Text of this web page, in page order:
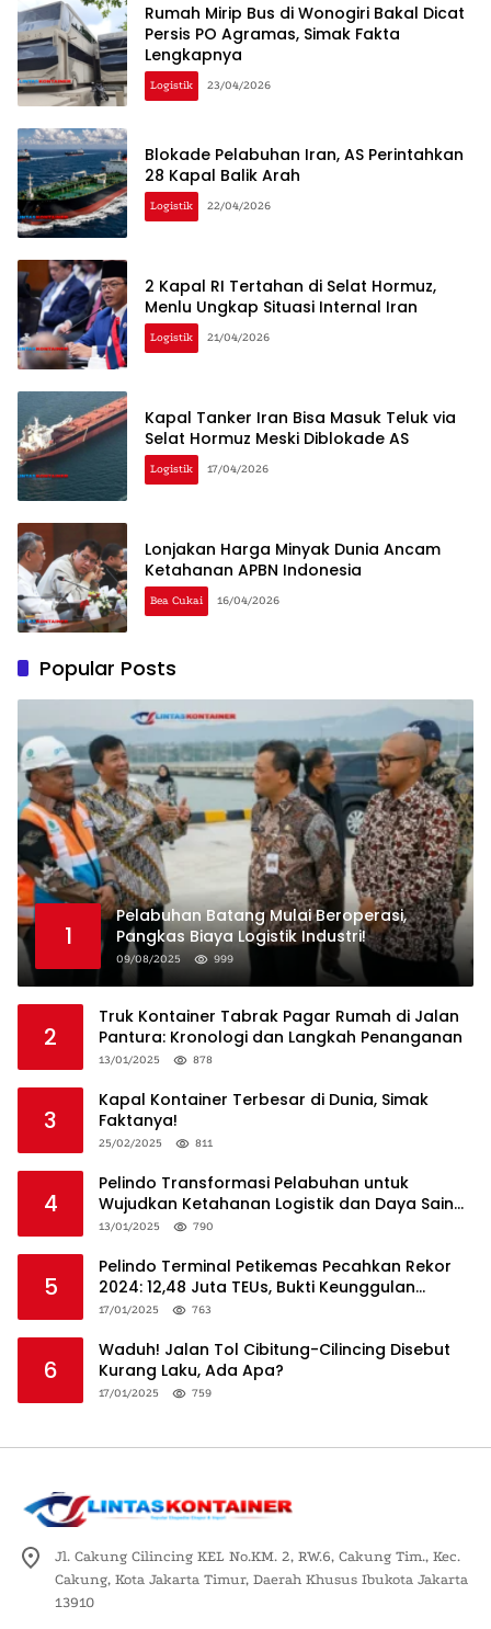
Rumah Mirip Bus di Wonogiri Bakal Dicat
Persis PO Agramas, Simak Fakta
Lengkapnya
Logistik 23/04/2026
Blokade Pelabuhan Iran, AS Perintahkan
28 Kapal Balik Arah
Logistik 22/04/2026
2 Kapal RI Tertahan di Selat Hormuz,
Menlu Ungkap Situasi Internal Iran
Logistik 21/04/2026
Kapal Tanker Iran Bisa Masuk Teluk via
Selat Hormuz Meski Diblokade AS
Logistik 17/04/2026
Lonjakan Harga Minyak Dunia Ancam
Ketahanan APBN Indonesia
Bea Cukai 16/04/2026
Popular Posts
1
Pelabuhan Batang Mulai Beroperasi,
Pangkas Biaya Logistik Industri!
09/08/2025 999
2
Truk Kontainer Tabrak Pagar Rumah di Jalan
Pantura: Kronologi dan Langkah Penanganan
13/01/2025 878
3
Kapal Kontainer Terbesar di Dunia, Simak
Faktanya!
25/02/2025 811
4
Pelindo Transformasi Pelabuhan untuk
Wujudkan Ketahanan Logistik dan Daya Saing
Global
13/01/2025 790
5
Pelindo Terminal Petikemas Pecahkan Rekor
2024: 12,48 Juta TEUs, Bukti Keunggulan
Logistik Nasional
17/01/2025 763
6
Waduh! Jalan Tol Cibitung-Cilincing Disebut
Kurang Laku, Ada Apa?
17/01/2025 759
Jl. Cakung Cilincing KEL No.KM. 2, RW.6, Cakung Tim., Kec.
Cakung, Kota Jakarta Timur, Daerah Khusus Ibukota Jakarta
13910